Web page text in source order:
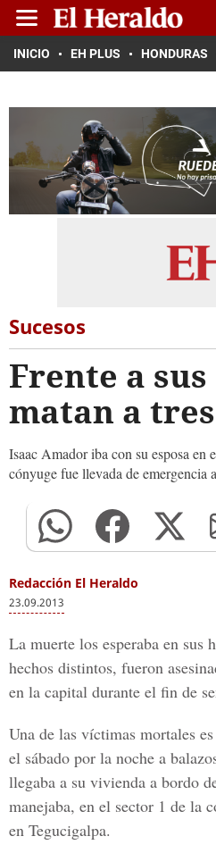
INICIO EH PLUS HONDURAS
Sucesos
Frente a sus
matan a
Isaac Amador iba con su esposa en
cónyuge fue llevada de emergencia
Redacción El Heraldo
23.09.2013
La muerte los esperaba en sus
hechos distintos, fueron
en la capital durante el fin de
Una de las víctimas mortales
el sábado por la noche a
llegaba a su vivienda a bordo
manejaba, en el sector 1 de la
en Tegucigalpa.